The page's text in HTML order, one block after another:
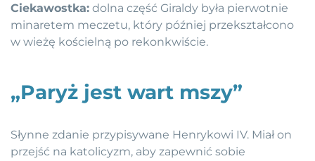
Ciekawostka: dolna część Giraldy była pierwotnie
minaretem meczetu, który później przekształcono
w wieżę kościelną po rekonkwiście.
„Paryż jest wart mszy”
Słynne zdanie przypisywane Henrykowi IV. Miał on
przejść na katolicyzm, aby zapewnić sobie